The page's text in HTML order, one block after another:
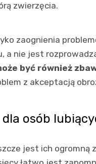
zwierzęcia.
zaognienia
nie jest
być również
z akceptacją
osób
jest ich